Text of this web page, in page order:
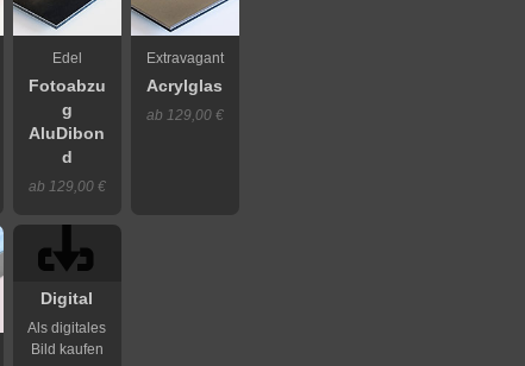
Edel
Fotoabzu
g
AluDibon
d
ab 129,00 €
Extravagant
Acrylglas
ab 129,00 €
Digital
Als digitales
Bild kaufen